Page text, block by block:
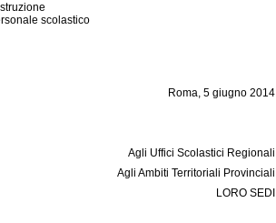
scolastico
Roma, 5 giugno 2014
Agli Uffici Scolastici Regionali
Agli Ambiti Territoriali Provinciali
LORO SEDI